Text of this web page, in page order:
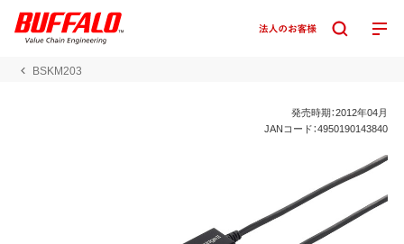
BSKM203
発売時期：2012年04月
JANコード：4950190143840